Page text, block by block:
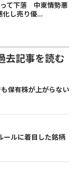
って下落 中東情勢悪
化し売り優...
去記事を読む
保有株が上がらない
ールに着目した銘柄